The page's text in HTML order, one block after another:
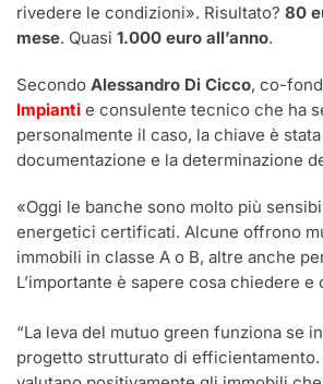
rivedere le condizioni». Risultato? 80
mese. Quasi 1.000 euro all’anno.
Secondo Alessandro Di Cicco, co-
Impianti e consulente tecnico che ha
personalmente il caso, la chiave è
documentazione e la determinazione
«Oggi le banche sono molto più
energetici certificati. Alcune offrono
immobili in classe A o B, altre anche
L’importante è sapere cosa chiedere
“La leva del mutuo green funziona se
progetto strutturato di efficientamento.